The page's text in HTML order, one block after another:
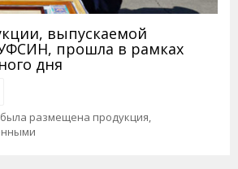
выпускаемой
прошла в рамках
дня
размещена продукция,